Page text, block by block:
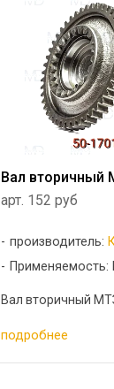
Вал вторичный
арт. 152 руб
производитель:
Применяемость:
Вал вторичный
подробнее